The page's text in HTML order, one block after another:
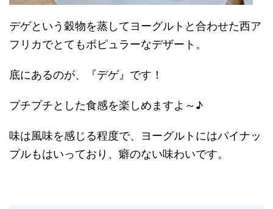
デゲという穀物を蒸してヨーグルトと合わせた西ア
フリカでとてもポピュラーなデザート。
底にあるのが、『デゲ』です！
プチプチとした食感を楽しめますよ～♪
味は風味を感じる程度で、ヨーグルトにはパイナッ
プルもはいっており、癖のない味わいです。